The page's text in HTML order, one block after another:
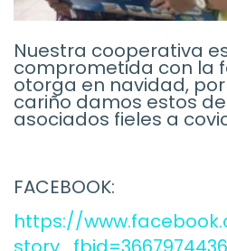
Nuestra cooperativa
comprometida con la
otorga en navidad,
cariño damos estos
asociados fieles a
FACEBOOK:
https://